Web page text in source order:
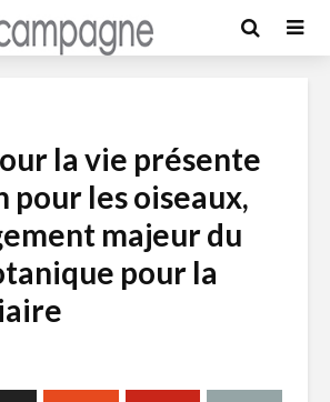
la vie présente
pour les oiseaux,
majeur du
pour la